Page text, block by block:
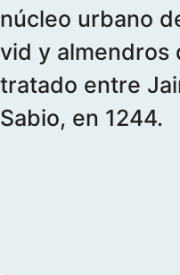
núcleo urbano
vid y almendros
tratado entre
Sabio, en 1244.